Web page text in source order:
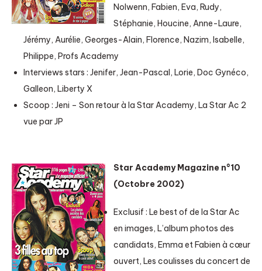
Nolwenn, Fabien, Eva, Rudy,
Stéphanie, Houcine, Anne-Laure,
Jérémy, Aurélie, Georges-Alain, Florence, Nazim, Isabelle,
Philippe, Profs Academy
Interviews stars : Jenifer, Jean-Pascal, Lorie, Doc Gynéco,
Galleon, Liberty X
Scoop : Jeni – Son retour à la Star Academy, La Star Ac 2
vue par JP
Star Academy Magazine n°10
(Octobre 2002)
Exclusif : Le best of de la Star Ac
en images, L’album photos des
candidats, Emma et Fabien à cœur
ouvert, Les coulisses du concert de